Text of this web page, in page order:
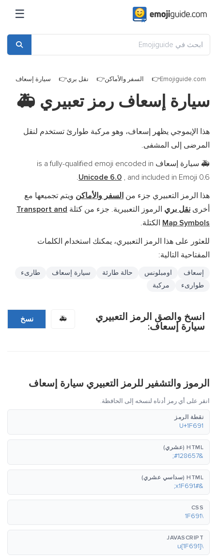
☰
Emojiguide.com السفر والأماكن نقل بري سيارة إسعاف
سيارة إسعاف رمز تعبيري 🚑
هذا الإيموجي يظهر إسعاف، وهو مركبة طوارئ تستخدم لنقل
المرضى إلى المشفى.
🚑 سيارة إسعاف is a fully-qualified emoji encoded in
Unicode 6.0 , and included in Emoji 0.6.
هذا الرمز التعبيري جزء من السفر والأماكن ويتم تجميعها مع
أخرى نقل بري الرموز التعبيرية. جزء من كتلة Transport and
Map Symbols الكتلة.
للعثور على هذا الرمز التعبيري، يمكنك استخدام الكلمات
المفتاحية التالية:
إسعاف اومبلونس حالة طارئة سيارة إسعاف
طارىء
طوارىء
مركبة
انسخ والصق الرمز التعبيري
سيارة إسعاف:
🚑 نسخ
الرموز والتشفير للرمز التعبيري سيارة إسعاف
انقر على أي رمز أدناه لنسخه إلى الحافظة.
نقطة الرمز
U+1F691
HTML (عشري)
&#128657;
HTML (سداسي عشري)
&#x1F691;
CSS
\1F691
JAVASCRIPT
\u{1F691}